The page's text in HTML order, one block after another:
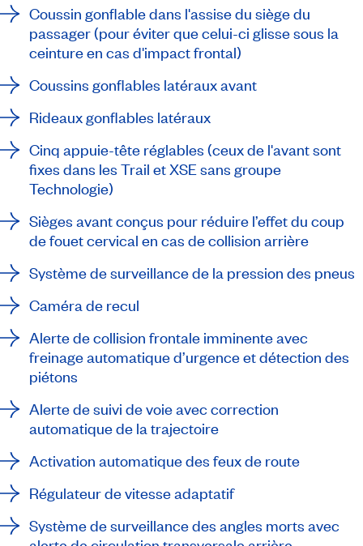
Coussin gonflable dans l'assise du siège du
passager (pour éviter que celui-ci glisse sous la
ceinture en cas d'impact frontal)
Coussins gonflables latéraux avant
Rideaux gonflables latéraux
Cinq appuie-tête réglables (ceux de l'avant sont
fixes dans les Trail et XSE sans groupe
Technologie)
Sièges avant conçus pour réduire l’effet du coup
de fouet cervical en cas de collision arrière
Système de surveillance de la pression des pneus
Caméra de recul
Alerte de collision frontale imminente avec
freinage automatique d’urgence et détection des
piétons
Alerte de suivi de voie avec correction
automatique de la trajectoire
Activation automatique des feux de route
Régulateur de vitesse adaptatif
Système de surveillance des angles morts avec